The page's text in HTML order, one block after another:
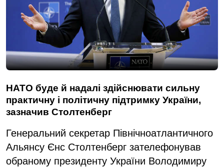
НАТО буде й надалі здійснювати сильну
практичну і політичну підтримку України,
зазначив Столтенберг
Генеральний секретар Північноатлантичного
Альянсу Єнс Столтенберг зателефонував
обраному президенту України Володимиру